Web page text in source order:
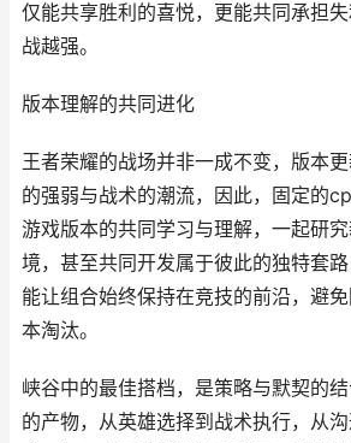
仅能共享胜利的喜悦，更能共同承担
战越强。
版本理解的共同进化
王者荣耀的战场并非一成不变，版本
的强弱与战术的潮流，因此，固定的
游戏版本的共同学习与理解，一起研
境，甚至共同开发属于彼此的独特套路
能让组合始终保持在竞技的前沿，避
本淘汰。
峡谷中的最佳搭档，是策略与默契的
的产物，从英雄选择到战术执行，从